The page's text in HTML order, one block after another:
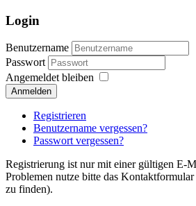
Login
Benutzername
Passwort
Angemeldet bleiben
Anmelden
Registrieren
Benutzername vergessen?
Passwort vergessen?
Registrierung ist nur mit einer gültigen E-
Problemen nutze bitte das
zu finden).